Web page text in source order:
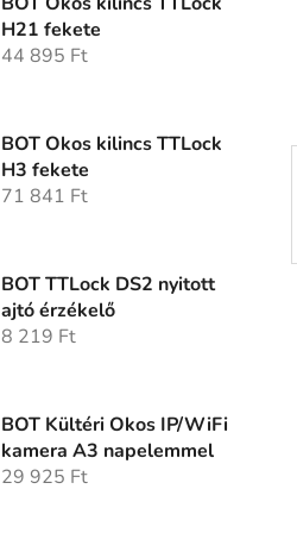
H21 fekete
44 895 Ft
BOT Okos kilincs TTLock
H3 fekete
71 841 Ft
BOT TTLock DS2 nyitott
ajtó érzékelő
8 219 Ft
BOT Kültéri Okos IP/WiFi
kamera A3 napelemmel
29 925 Ft